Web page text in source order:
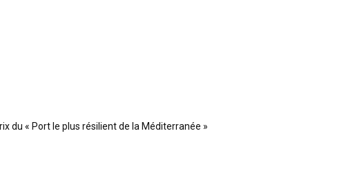
du « Port le plus résilient de la Méditerranée »